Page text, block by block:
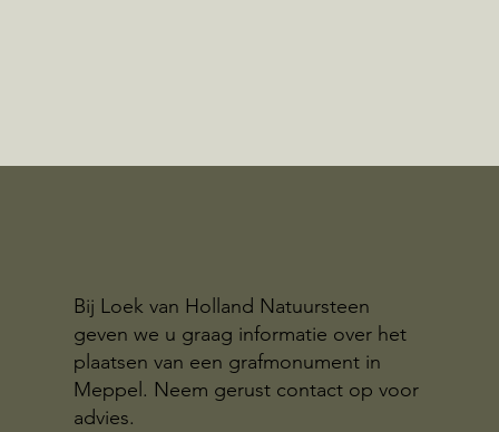
Bij Loek van Holland Natuursteen
geven we u graag informatie over het
plaatsen van een grafmonument in
Meppel. Neem gerust contact op voor
advies.